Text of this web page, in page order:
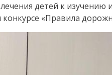
детей к
«Правила